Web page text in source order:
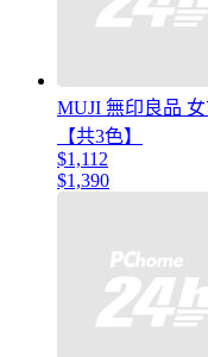
MUJI 無印良品
【共3色】
$1,112
$1,390